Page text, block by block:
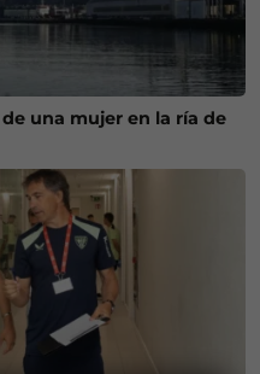
una mujer en la ría de